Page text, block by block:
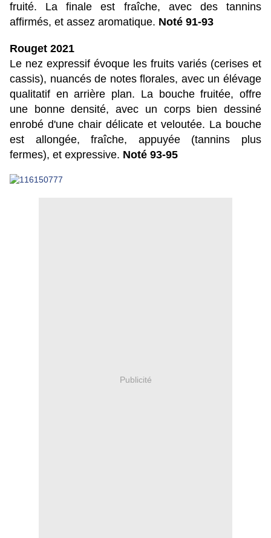
fruité. La finale est fraîche, avec des tannins
affirmés, et assez aromatique. Noté 91-93
Rouget 2021
Le nez expressif évoque les fruits variés (cerises et
cassis), nuancés de notes florales, avec un élévage
qualitatif en arrière plan. La bouche fruitée, offre
une bonne densité, avec un corps bien dessiné
enrobé d'une chair délicate et veloutée. La bouche
est allongée, fraîche, appuyée (tannins plus
fermes), et expressive. Noté 93-95
Publicité